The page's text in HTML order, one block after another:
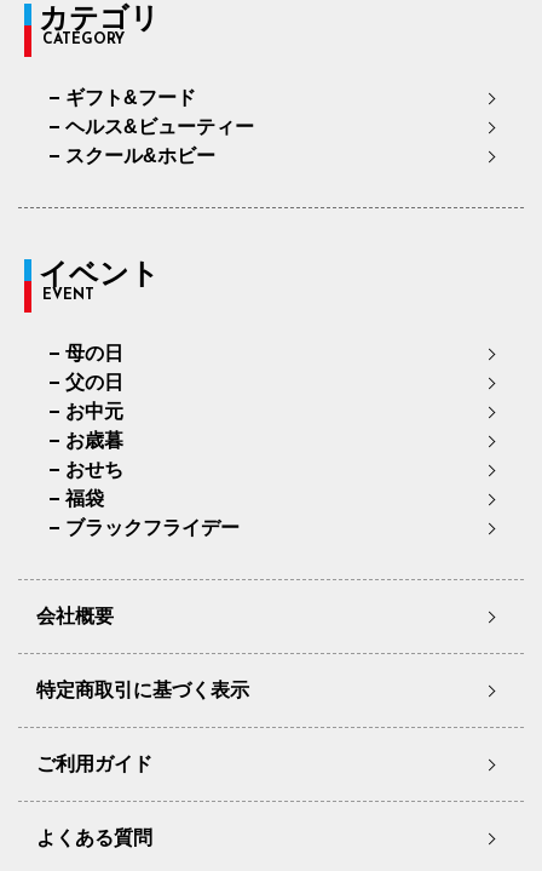
カテゴリ
CATEGORY
ギフト&フード
ヘルス&ビューティー
スクール&ホビー
イベント
EVENT
母の日
父の日
お中元
お歳暮
おせち
福袋
ブラックフライデー
会社概要
特定商取引に基づく表示
ご利用ガイド
よくある質問